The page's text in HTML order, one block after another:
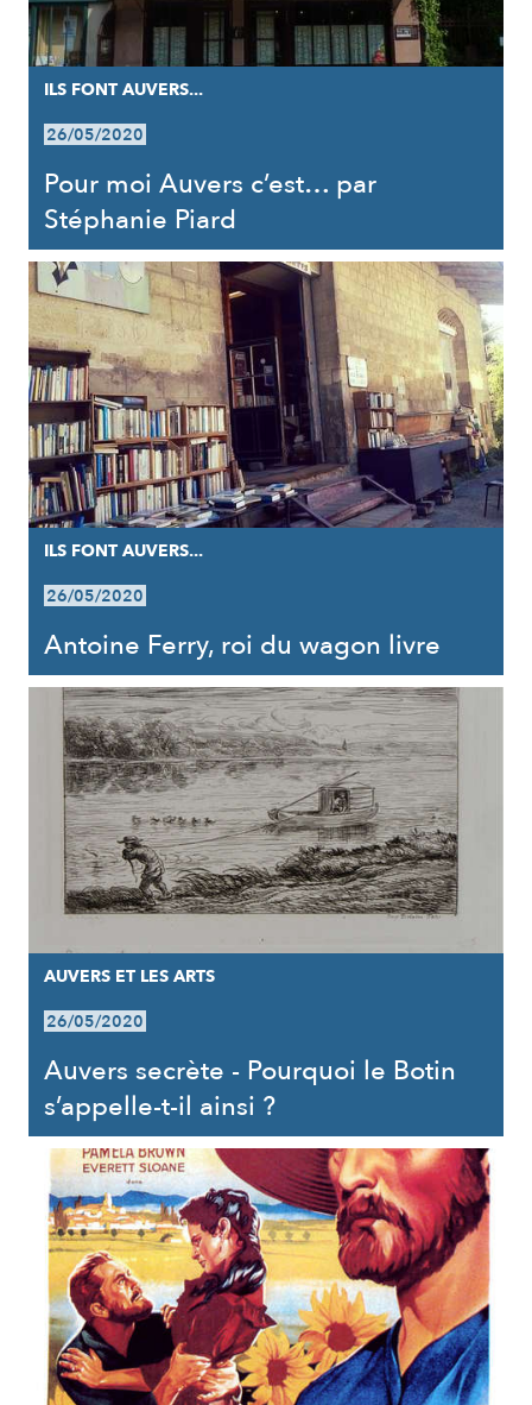
ILS FONT AUVERS...
26/05/2020
Pour moi Auvers c’est… par
Stéphanie Piard
ILS FONT AUVERS...
26/05/2020
Antoine Ferry, roi du wagon livre
AUVERS ET LES ARTS
26/05/2020
Auvers secrète - Pourquoi le Botin
s’appelle-t-il ainsi ?